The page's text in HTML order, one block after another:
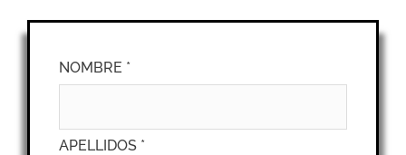
NOMBRE *
APELLIDOS *